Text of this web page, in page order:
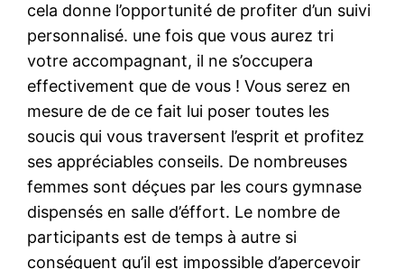
cela donne l’opportunité de profiter d’un suivi
personnalisé. une fois que vous aurez tri
votre accompagnant, il ne s’occupera
effectivement que de vous ! Vous serez en
mesure de de ce fait lui poser toutes les
soucis qui vous traversent l’esprit et profitez
ses appréciables conseils. De nombreuses
femmes sont déçues par les cours gymnase
dispensés en salle d’éffort. Le nombre de
participants est de temps à autre si
conséquent qu’il est impossible d’apercevoir